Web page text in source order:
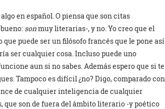
en español. O piensa que son citas
sonmuy literarias-, y no. Yo creo que el
puede ser un filósofo francés que le pone así
ser cualquier cosa. Incluso puede uno
aun si no sabes. Además espero que si te
Tampoco es difícil ¿no? Digo, comparado con
de cualquier inteligencia de cualquier
son de fuera del ámbito literario -y poético